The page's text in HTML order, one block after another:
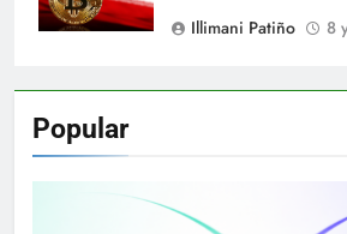
Illimani Patiño
8
Popular